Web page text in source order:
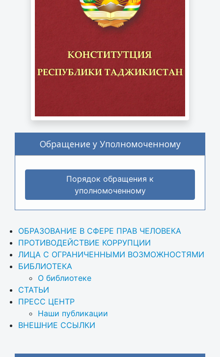
Обращение у Уполномоченному
Порядок обращения к
уполномоченному
ОБРАЗОВАНИЕ В СФЕРЕ ПРАВ ЧЕЛОВЕКА
ПРОТИВОДЕЙСТВИЕ КОРРУПЦИИ
ЛИЦА С ОГРАНИЧЕННЫМИ ВОЗМОЖНОСТЯМИ
БИБЛИОТЕКА
О библиотеке
СТАТЬИ
ПРЕСС ЦЕНТР
Наши публикации
ВНЕШНИЕ ССЫЛКИ